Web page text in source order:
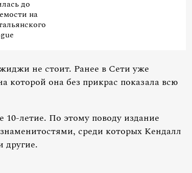
до
на
не стоит. Ранее в Сети уже
которой она без прикрас показала всю
10-летие. По этому поводу издание
среди которых Кендалл